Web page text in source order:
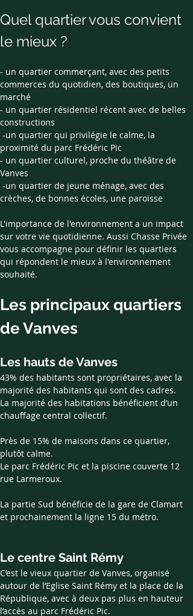
Quel quartier vous convient
le mieux ?
- un quartier commerçant, avec des petits
commerces du quotidien, des boutiques, un
marché
- un quartier résidentiel récent avec de belles
constructions
proximité du parc Frédéric Pic
- un quartier culturel, proche du théâtre de
Vanves
crèches, de bonnes écoles, une paroisse
L'importance de l'environnement a un impact
sur votre vie quotidienne. Aussi Chasse Privée
vous accompagne pour définir les quartiers
qui répondent le mieux à l'environnement
souhaité.
Les principaux quartiers
de Vanves
Les hauts de Vanves
43% des habitants sont propriétaires, avec la
majorité des habitants qui sont des cadres.
La majorité des habitations bénéficient d’un
chauffage central collectif.
Près de 15% de maisons dans ce quartier,
plutôt calme.
Le parc Frédéric Pic et la piscine couverte 12
rue Larmeroux.
La partie Sud bénéficie de la gare de Clamart
et prochainement la ligne 15 du métro.
Le centre Saint Rémy
C’est le vieux quartier de Vanves, organisé
autour de l’Eglise Saint Rémy et la place de la
République, avec à deux pas plus en hauteur
l’accès au parc Frédéric Pic.